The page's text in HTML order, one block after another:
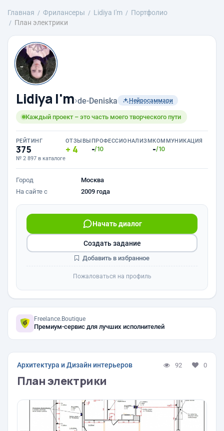
Главная Фрилансеры Lidiya I'm
Портфолио
План электрики
Lidiya I'm›de-Deniska Нейросаммари
Каждый проект – это часть моего творческого пути
РЕЙТИНГ
375
№ 2 897 в каталоге
ОТЗЫВЫ
4
ПРОФЕССИОНАЛИЗМ
-/10
КОММУНИКАЦИЯ
-/10
Город
Москва
На сайте с
2009 года
Начать диалог
Создать задание
Добавить в избранное
Пожаловаться на профиль
Freelance.Boutique
Премиум-сервис для лучших исполнителей
Архитектура и Дизайн интерьеров 92 0
План электрики